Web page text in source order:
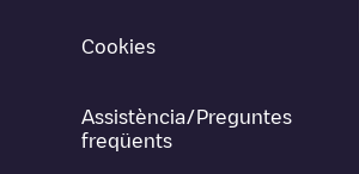
Cookies
Assistència/Preguntes
freqüents